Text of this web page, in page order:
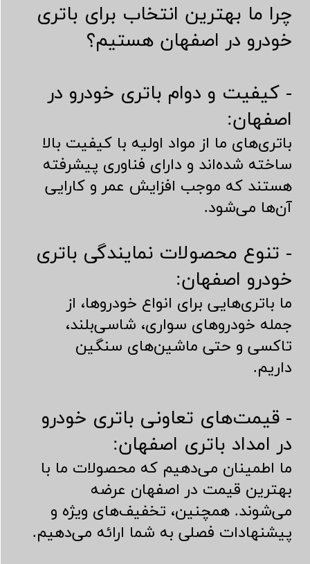
چرا ما بهترین انتخاب برای باتری
خودرو در اصفهان هستیم؟
​​​​​​​- کیفیت و دوام باتری خودرو در
اصفهان:
باتری‌های ما از مواد اولیه با کیفیت بالا
ساخته شده‌اند و دارای فناوری پیشرفته
هستند که موجب افزایش عمر و کارایی
آن‌ها می‌شود.
- تنوع محصولات نمایندگی باتری
خودرو اصفهان:
ما باتری‌هایی برای انواع خودروها، از
جمله خودروهای سواری، شاسی‌بلند،
تاکسی و حتی ماشین‌های سنگین
داریم.
- قیمت‌های تعاونی باتری خودرو
در امداد باتری اصفهان:
ما اطمینان می‌دهیم که محصولات ما با
بهترین قیمت در اصفهان عرضه
می‌شوند. همچنین، تخفیف‌های ویژه و
پیشنهادات فصلی به شما ارائه می‌دهیم.